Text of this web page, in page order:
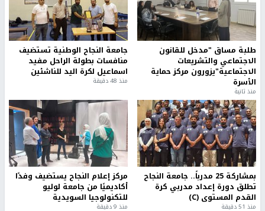
طلبة مساق "مدخل للقانون
الاجتماعي والتشريعات
الاجتماعية"يزورون مركز حماية
الأسرة
منذ ثانية
جامعة النجاح الوطنية تستضيف
منافسات بطولة الراحل مفيد
اسماعيل لكرة اليد للناشئين
منذ 48 دقيقة
بمشاركة 25 مدرباً.. جامعة النجاح
تطلق دورة إعداد مدربي كرة
القدم المستوى (C)
منذ 51 دقيقة
مركز إعلام النجاح يستضيف وفدًا
أكاديميًا من جامعة لوليو
للتكنولوجيا السويدية
منذ 9 دقيقة